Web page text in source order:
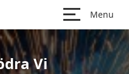
Menu
Vi